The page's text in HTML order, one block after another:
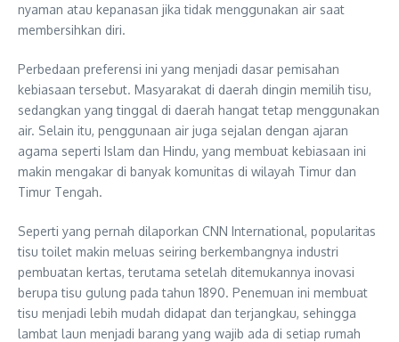
nyaman atau kepanasan jika tidak menggunakan air saat
membersihkan diri.
Perbedaan preferensi ini yang menjadi dasar pemisahan
kebiasaan tersebut. Masyarakat di daerah dingin memilih tisu,
sedangkan yang tinggal di daerah hangat tetap menggunakan
air. Selain itu, penggunaan air juga sejalan dengan ajaran
agama seperti Islam dan Hindu, yang membuat kebiasaan ini
makin mengakar di banyak komunitas di wilayah Timur dan
Timur Tengah.
Seperti yang pernah dilaporkan CNN International, popularitas
tisu toilet makin meluas seiring berkembangnya industri
pembuatan kertas, terutama setelah ditemukannya inovasi
berupa tisu gulung pada tahun 1890. Penemuan ini membuat
tisu menjadi lebih mudah didapat dan terjangkau, sehingga
lambat laun menjadi barang yang wajib ada di setiap rumah